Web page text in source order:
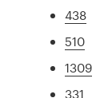
438
510
1309
331